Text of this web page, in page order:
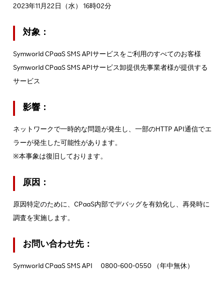
2023年11月22日（水） 16時02分
対象：
Symworld CPaaS SMS APIサービスをご利用のすべてのお客様
Symworld CPaaS SMS APIサービス卸提供先事業者様が提供する
サービス
影響：
ネットワークで一時的な問題が発生し、一部のHTTP API通信でエ
ラーが発生した可能性があります。
※本事象は復旧しております。
原因：
原因特定のために、CPaaS内部でデバッグを有効化し、再発時に
調査を実施します。
お問い合わせ先：
Symworld CPaaS SMS API 0800-600-0550 （年中無休）